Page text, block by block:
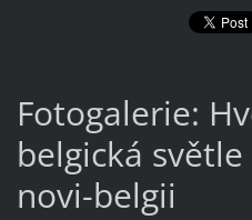
Fotogalerie:
belgická
novi-belgii